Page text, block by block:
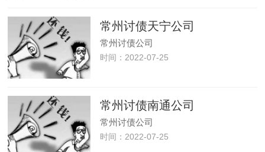
常州讨债天宁公司
常州讨债公司
时间：2022-07-25
常州讨债南通公司
常州讨债公司
时间：2022-07-25